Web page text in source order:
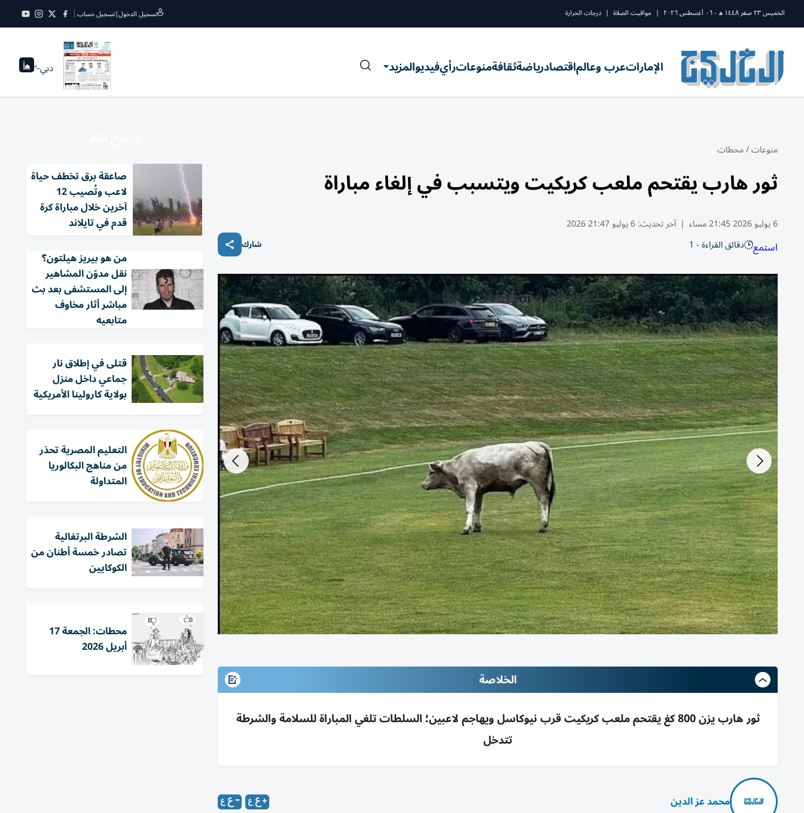
الخميس ٢٣ صفر ١٤٤٨ ه - ٠٦ أغسطس ٢٠٢٦ | مواقيت الصلاة | درجات الحرارة تسجيل الدخول|تسجيل حساب
الإماراتعرب وعالماقتصادرياضةثقافةمنوعاترأيفيديوالمزيد دبي--°
منوعات/محطات
ثور هارب يقتحم ملعب كريكيت ويتسبب في إلغاء مباراة
6 يوليو 2026 21:45 مساء | آخر تحديث:6 يوليو 21:47 2026
استمع دقائق القراءة - 1 شارك
الخلاصة
ثور هارب يزن 800 كغ يقتحم ملعب كريكيت قرب نيوكاسل ويهاجم لاعبين؛ السلطات تلغي المباراة للسلامة والشرطة
تتدخل
محمد عز الدين
صاعقة برق تخطف حياة
لاعب وتُصيب 12
آخرين خلال مباراة كرة
قدم في تايلاند
من هو بيريز هيلتون؟
نقل مدوّن المشاهير
إلى المستشفى بعد بث
مباشر أثار مخاوف
متابعيه
قتلى في إطلاق نار
جماعي داخل منزل
بولاية كارولينا الأمريكية
التعليم المصرية تحذر
من مناهج البكالوريا
المتداولة
الشرطة البرتغالية
تصادر خمسة أطنان من
الكوكايين
محطات: الجمعة 17
أبريل 2026